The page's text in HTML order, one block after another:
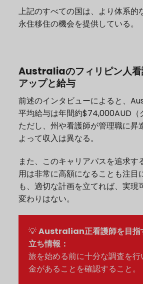
上記のすべての国は、より体系的
永住移住の機会を提供している。
Australiaのフィリピン人看
アップと給与
前述のインタビューによると、
平均給与は年間約$74,000AUD（
ただし、州や看護師が管理職に昇
よって収入は異なる。
また、このキャリアパスを追求す
用は非常に高額になることも注目
も、適切な計画を立てれば、実現
変わりはない。
💡Australian正看護師を目指
立ち情報：
旅を始める前に十分な調査を
金があることを確認すること。